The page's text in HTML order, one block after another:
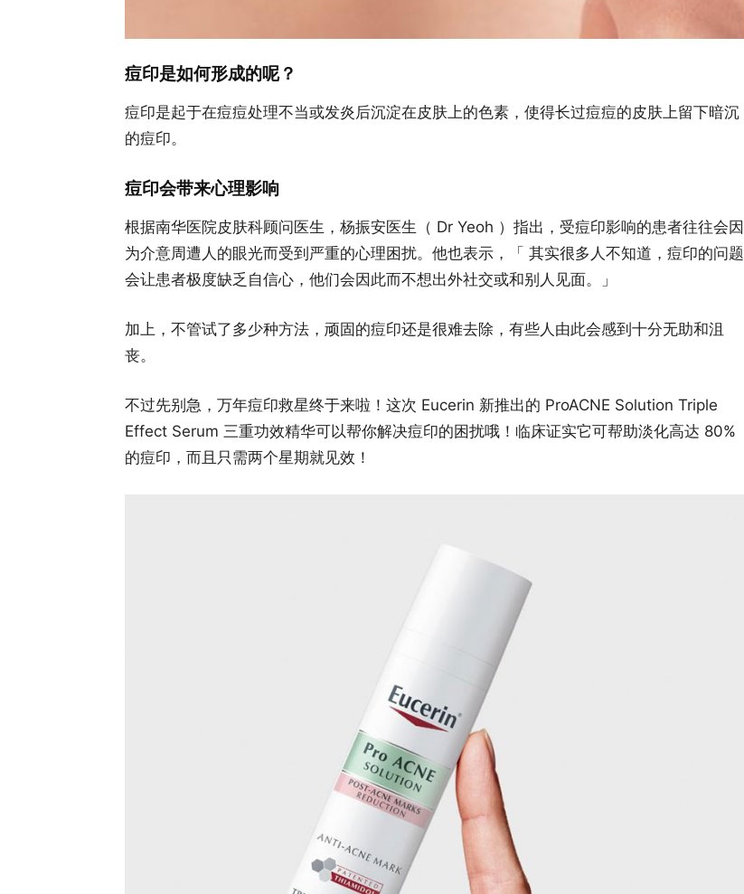
痘印是如何形成的呢？
痘印是起于在痘痘处理不当或发炎后沉淀在皮肤上的色素，使得长过痘痘的皮肤上留下暗沉
的痘印。
痘印会带来心理影响
根据南华医院皮肤科顾问医生，杨振安医生（ Dr Yeoh ）指出，受痘印影响的患者往往会因
为介意周遭人的眼光而受到严重的心理困扰。他也表示，「 其实很多人不知道，痘印的问题
会让患者极度缺乏自信心，他们会因此而不想出外社交或和别人见面。」
加上，不管试了多少种方法，顽固的痘印还是很难去除，有些人由此会感到十分无助和沮
丧。
不过先别急，万年痘印救星终于来啦！这次 Eucerin 新推出的 ProACNE Solution Triple
Effect Serum 三重功效精华可以帮你解决痘印的困扰哦！临床证实它可帮助淡化高达 80%
的痘印，而且只需两个星期就见效！